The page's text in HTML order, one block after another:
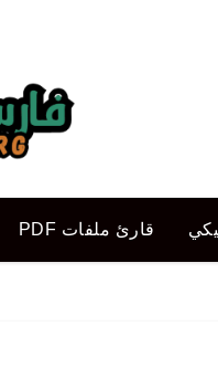
قارئ ملفات PDF